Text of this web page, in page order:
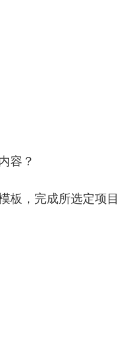
容？
板，完成所选定项